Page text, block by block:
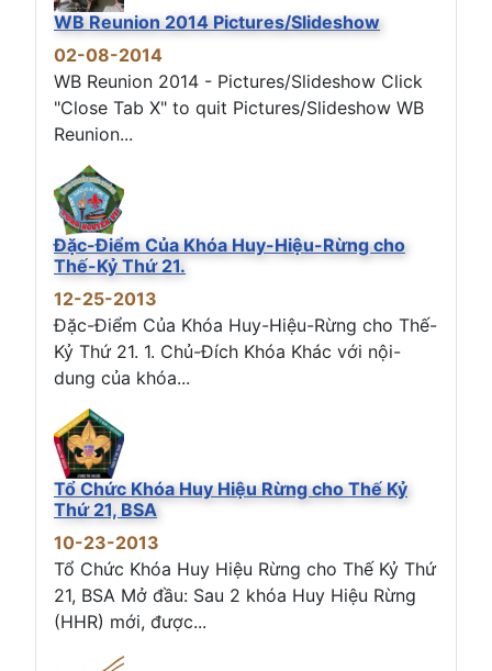
WB Reunion 2014 Pictures/Slideshow
02-08-2014
WB Reunion 2014 - Pictures/Slideshow Click
"Close Tab X" to quit Pictures/Slideshow WB
Reunion...
Đặc-Điểm Của Khóa Huy-Hiệu-Rừng cho
Thế-Kỷ Thứ 21.
12-25-2013
Đặc-Điểm Của Khóa Huy-Hiệu-Rừng cho Thế-
Kỷ Thứ 21. 1. Chủ-Đích Khóa Khác với nội-
dung của khóa...
Tổ Chức Khóa Huy Hiệu Rừng cho Thế Kỷ
Thứ 21, BSA
10-23-2013
Tổ Chức Khóa Huy Hiệu Rừng cho Thế Kỷ Thứ
21, BSA Mở đầu: Sau 2 khóa Huy Hiệu Rừng
(HHR) mới, được...